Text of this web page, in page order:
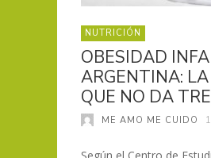
NUTRICIÓN
OBESIDAD
ARGENTINA:
QUE NO DA
ME AMO ME CUIDO
Según el Centro de